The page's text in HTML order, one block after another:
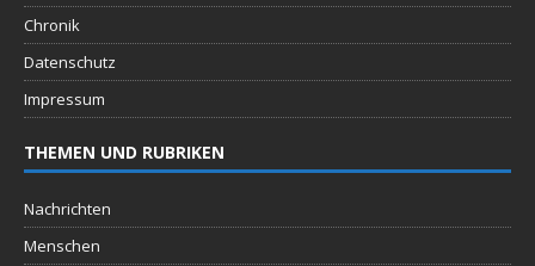
Chronik
Datenschutz
Impressum
THEMEN UND RUBRIKEN
Nachrichten
Menschen